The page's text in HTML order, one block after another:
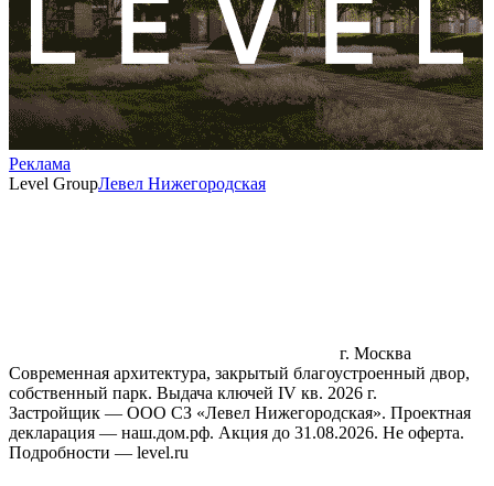
Реклама
Level GroupЛевел Нижегородская
г. Москва
Современная архитектура, закрытый благоустроенный двор,
собственный парк. Выдача ключей IV кв. 2026 г.
Застройщик — ООО СЗ «Левел Нижегородская». Проектная
декларация — наш.дом.рф. Акция до 31.08.2026. Не оферта.
Подробности — level.ru